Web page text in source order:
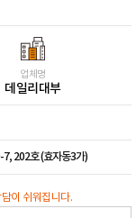
업체명
데일리대부
7, 202호 (효자동3가)
이 쉬워집니다.